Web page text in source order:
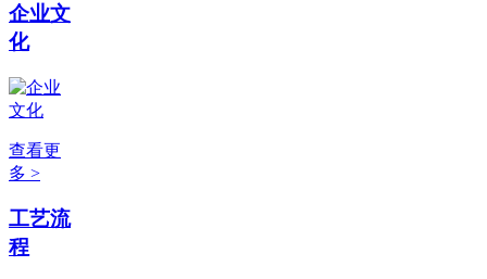
企业文
化
查看更
多 >
工艺流
程